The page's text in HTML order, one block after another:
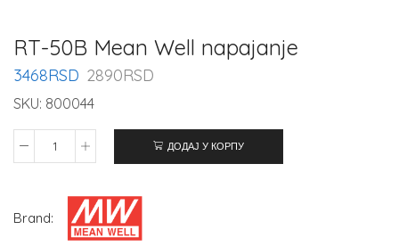
RT-50B Mean Well napajanje
3468RSD 2890RSD
SKU: 800044
ДОДАЈ У КОРПУ
Brand: